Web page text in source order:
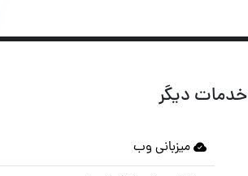
خدمات دیگر
میزبانی وب